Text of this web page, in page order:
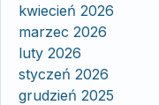
kwiecień 2026
marzec 2026
luty 2026
styczeń 2026
grudzień 2025